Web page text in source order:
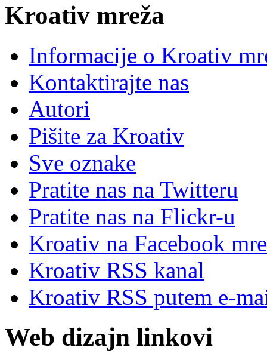
Kroativ mreža
Informacije o Kroativ
Kontaktirajte nas
Autori
Pišite za Kroativ
Sve oznake
Pratite nas na Twitteru
Pratite nas na Flickr-u
Kroativ na Facebook
Kroativ RSS kanal
Kroativ RSS putem e-
Web dizajn linkovi